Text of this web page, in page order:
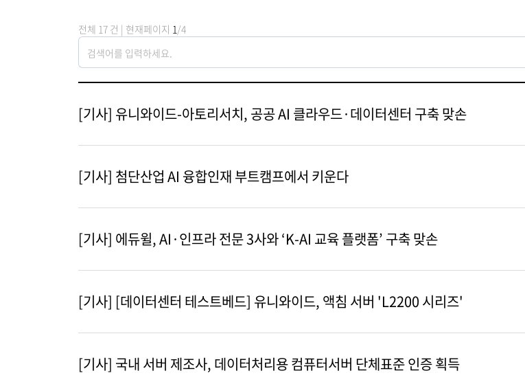
전체 17 건 | 현재페이지 1/4
[기사] 유니와이드-아토리서치, 공공 AI 클라우드·데이터센터 구축 맞손
[기사] 첨단산업 AI 융합인재 부트캠프에서 키운다
[기사] 에듀윌, AI·인프라 전문 3사와 ‘K-AI 교육 플랫폼’ 구축 맞손
[기사] [데이터센터 테스트베드] 유니와이드, 액침 서버 'L2200 시리즈'
[기사] 국내 서버 제조사, 데이터처리용 컴퓨터서버 단체표준 인증 획득